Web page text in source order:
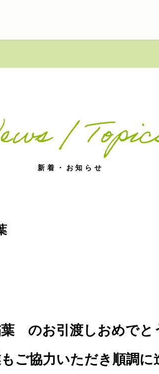
/
新着・お知らせ
のお引渡しおめでと
ご協力いただき順調